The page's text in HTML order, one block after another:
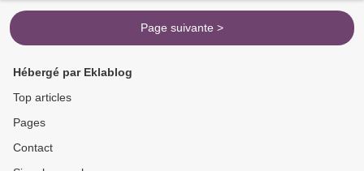
Page suivante >
Hébergé par Eklablog
Top articles
Pages
Contact